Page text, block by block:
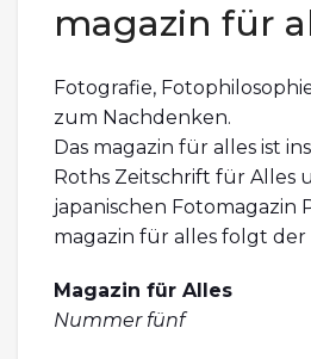
magazin für
Fotografie,
zum Nachdenken.
Das magazin für alles ist
Roths Zeitschrift für Alles
japanischen Fotomagazin
magazin für alles folgt der
Magazin für Alles
Nummer fünf